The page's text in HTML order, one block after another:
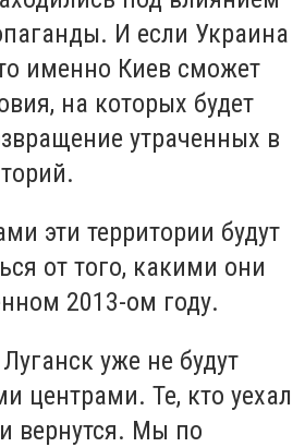
И если Украина
именно Киев сможет
на которых будет
утраченных в
эти территории будут
от того, какими они
2013-ом году.
уже не будут
центрами. Те, кто уехал
вернутся. Мы по